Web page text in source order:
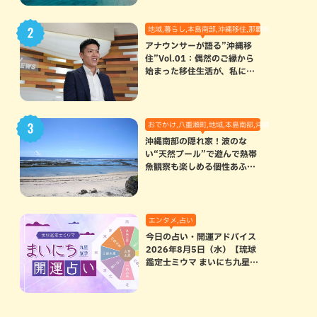
地域,暮らし,本島南部,沖縄移住,那覇市
アナウンサーが語る”沖縄移
住”Vol.01：偶然のご縁から
始まった移住生活が、私にと
おでかけ,八重瀬町,地域,本島南部,沖縄の海,自然
沖縄南部の隠れ家！波のな
い“天然プール”で遊んで熱帯
魚観察も楽しめる個性あふれ
エンタメ,占い
今日の占い・開運アドバイス
2026年8月5日（水）【琉球
鑑定士ミウマ まいにち九星気